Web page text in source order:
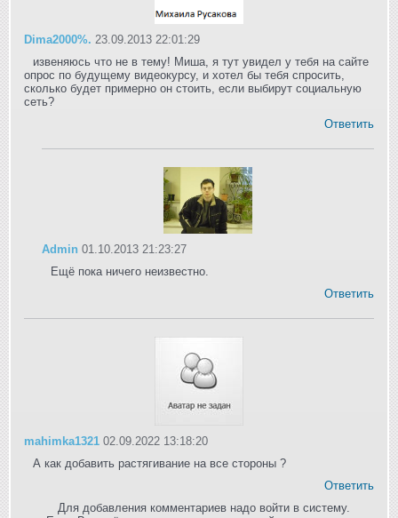
Dima2000%. 23.09.2013 22:01:29
извеняюсь что не в тему! Миша, я тут увидел у тебя на сайте
опрос по будущему видеокурсу, и хотел бы тебя спросить,
сколько будет примерно он стоить, если выбирут социальную
сеть?
Ответить
Admin 01.10.2013 21:23:27
Ещё пока ничего неизвестно.
Ответить
mahimka1321 02.09.2022 13:18:20
А как добавить растягивание на все стороны ?
Ответить
Для добавления комментариев надо войти в систему.